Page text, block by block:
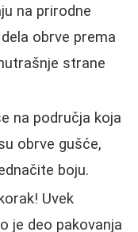
na prirodne
obrve prema
strane
na područja koja
obrve gušće,
boju.
Uvek
je deo pakovanja